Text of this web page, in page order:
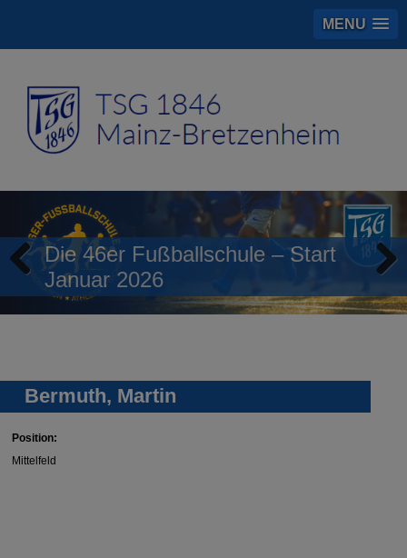
MENU
Die 46er Fußballschule – Start
Januar 2026
Previous
Bermuth, Martin
Position:
Mittelfeld